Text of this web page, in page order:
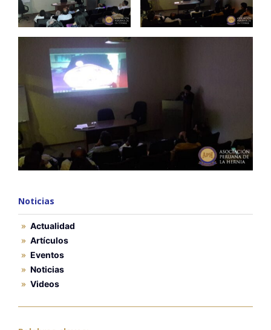
Noticias
Actualidad
Artículos
Eventos
Noticias
Videos